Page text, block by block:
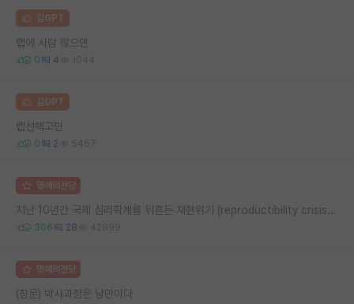
김GPT
랩에 사람 많으면
0 4 1044
김GPT
랩선택고민
0 2 5457
명예의전당
지난 10년간 국제 심리학계를 뒤흔든 재현위기 (reproductibility crisis) 요약 (1편)
306 28 42899
명예의전당
(장문) 박사과정은 낭만이다